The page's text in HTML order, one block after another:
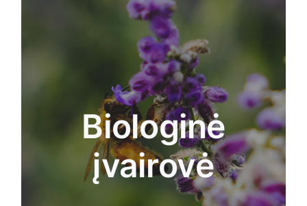
Biologinė
įvairovė
informavimo veikla, po kurios bus taikomas piliečių
mokslo metodas. Mokslininkai per tiesioginius arba
virtualius užsiėmimus iš anksto ekologiškai
supažindins su tikslinės grupės biologine įvairove,
būtent su klimato kaitos poveikiu. Taip pat bus
nagrinėjamas žaidimų bendro kūrimo metodas. Bus
nagrinėjamos šios temos: 1) Fitoplanktonas; 2)
Bestuburiai; 3) Stuburiniai ir 4) Augalai. Visose
pasirinktose vietose, kurios gali būti sodai, maži
ežerai, upės, dumblynai ar pakrančių uolėtos
pakrantės, bus atliekami stebėjimai, imami
mėginiai, georeferencijavimas ir fotografavimas /